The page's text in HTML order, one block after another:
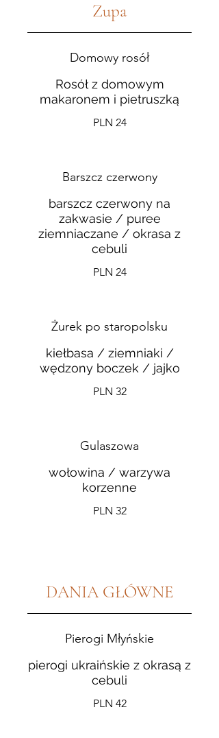
Zupa
Domowy rosół
Rosół z domowym
makaronem i pietruszką
PLN 24
Barszcz czerwony
barszcz czerwony na
zakwasie / puree
ziemniaczane / okrasa z
cebuli
PLN 24
Żurek po staropolsku
kiełbasa / ziemniaki /
wędzony boczek / jajko
PLN 32
Gulaszowa
wołowina / warzywa
korzenne
PLN 32
DANIA GŁÓWNE
Pierogi Młyńskie
pierogi ukraińskie z okrasą z
cebuli
PLN 42